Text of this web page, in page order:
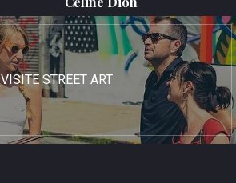
VISITE STREET ART